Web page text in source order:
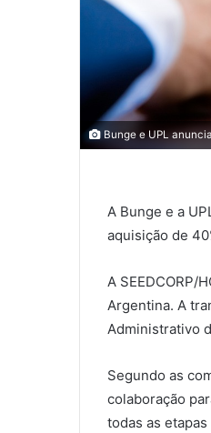
Bunge e UPL
A Bunge e a
aquisição de
A SEEDCORP/
Argentina. A
Administrativo
Segundo as
colaboração
todas as